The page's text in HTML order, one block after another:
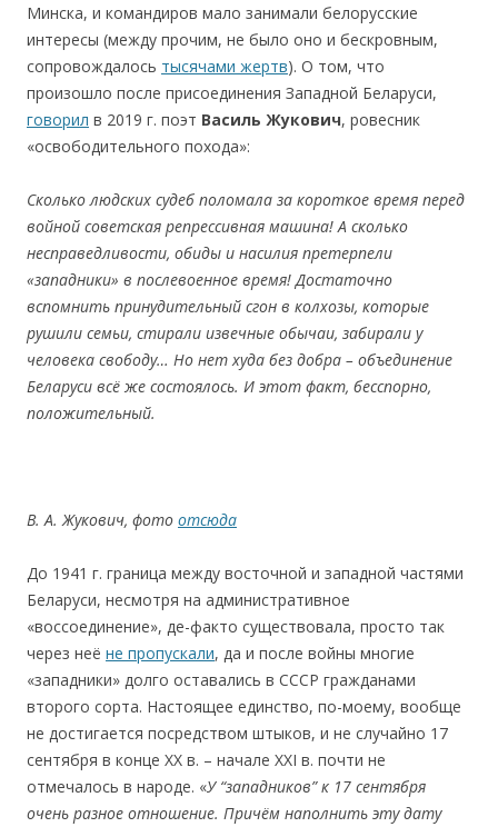
Минска, и командиров мало занимали белорусские
интересы (между прочим, не было оно и бескровным,
сопровождалось тысячами жертв). О том, что
произошло после присоединения Западной Беларуси,
говорил в 2019 г. поэт Василь Жукович, ровесник
«освободительного похода»:
Сколько людских судеб поломала за короткое время перед
войной советская репрессивная машина! А сколько
несправедливости, обиды и насилия претерпели
«западники» в послевоенное время! Достаточно
вспомнить принудительный сгон в колхозы, которые
рушили семьи, стирали извечные обычаи, забирали у
человека свободу… Но нет худа без добра – объединение
Беларуси всё же состоялось. И этот факт, бесспорно,
положительный.
В. А. Жукович, фото отсюда
До 1941 г. граница между восточной и западной частями
Беларуси, несмотря на административное
«воссоединение», де-факто существовала, просто так
через неё не пропускали, да и после войны многие
«западники» долго оставались в СССР гражданами
второго сорта. Настоящее единство, по-моему, вообще
не достигается посредством штыков, и не случайно 17
сентября в конце ХХ в. – начале ХХІ в. почти не
отмечалось в народе. «У “западников” к 17 сентября
очень разное отношение. Причём наполнить эту дату